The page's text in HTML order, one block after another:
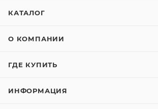
КАТАЛОГ
О КОМПАНИИ
ГДЕ КУПИТЬ
ИНФОРМАЦИЯ